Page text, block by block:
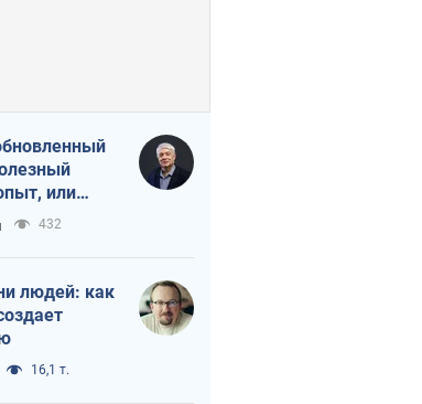
или
трусости
432
людей: как
16,1 т.